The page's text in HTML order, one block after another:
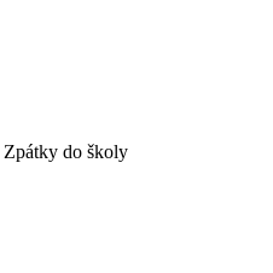
Zpátky do školy